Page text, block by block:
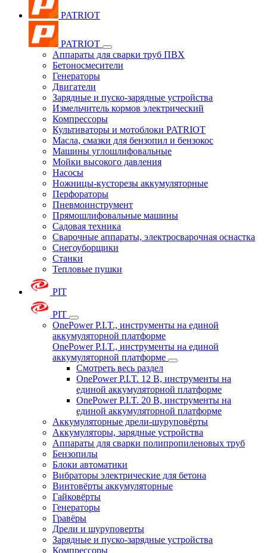
PATRIOT
PATRIOT
Аппараты для сварки труб ПВХ
Бетоносмесители
Генераторы
Двигатели
Зарядные и пуско-зарядные устройства
Измельчитель кормов электрический
Компрессоры
Культиваторы и мотоблоки PATRIOT
Масла, смазки для бензопил и бензокос
Машины углошлифовальные
Мойки высокого давления
Насосы
Ножницы-кусторезы аккумуляторные
Перфораторы
Пневмоинструмент
Прямошлифовальные машины
Садовая техника
Сварочные аппараты, электросварочная оснастка
Снегоуборщики
Станки
Тепловые пушки
PIT
PIT
OnePower P.I.T., инструменты на единой
аккумуляторной платформе
OnePower P.I.T., инструменты на единой
аккумуляторной платформе
Смотреть весь раздел
OnePower P.I.T. 12 В, инструменты на
единой аккумуляторной платформе
OnePower P.I.T. 20 В, инструменты на
единой аккумуляторной платформе
Аккумуляторные дрели-шуруповёрты
Аккумуляторы, зарядные устройства
Аппараты для сварки полипропиленовых труб
Бензопилы
Блоки автоматики
Вибраторы электрические для бетона
Винтовёрты аккумуляторные
Гайковёрты
Генераторы
Гравёры
Дрели и шуруповерты
Зарядные и пуско-зарядные устройства
Компрессоры